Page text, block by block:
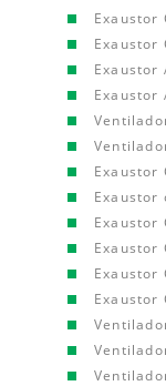
Exaustor
Exaustor
Exaustor
Exaustor
Exaustor
Exaustor
Exaustor
Exaustor
Exaustor
Exaustor